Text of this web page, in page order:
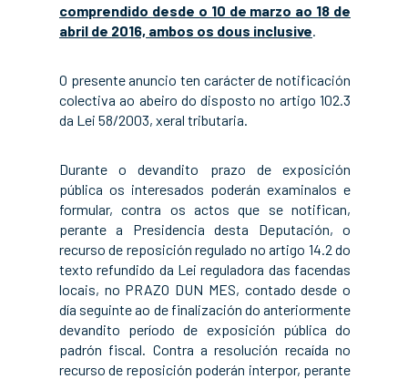
comprendido desde o 10 de marzo ao 18 de
abril de 2016, ambos os dous inclusive.
O presente anuncio ten carácter de notificación
colectiva ao abeiro do disposto no artigo 102.3
da Lei 58/2003, xeral tributaria.
Durante o devandito prazo de exposición
pública os interesados poderán examinalos e
formular, contra os actos que se notifican,
perante a Presidencia desta Deputación, o
recurso de reposición regulado no artigo 14.2 do
texto refundido da Lei reguladora das facendas
locais, no PRAZO DUN MES, contado desde o
día seguinte ao de finalización do anteriormente
devandito período de exposición pública do
padrón fiscal. Contra a resolución recaída no
recurso de reposición poderán interpor, perante